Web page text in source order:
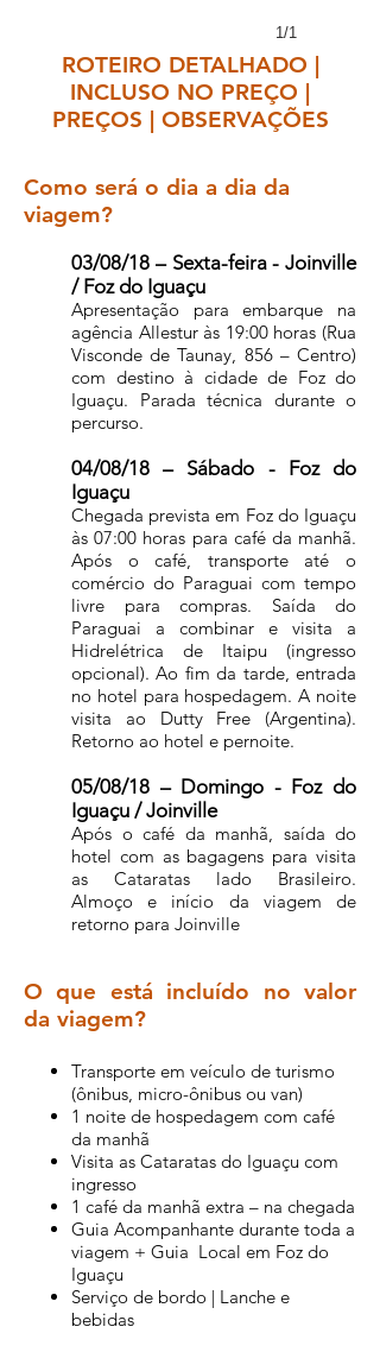
1/1
ROTEIRO DETALHADO |
INCLUSO NO PREÇO |
PREÇOS | OBSERVAÇÕES
Como será o dia a dia da
viagem?
03/08/18 – Sexta-feira - Joinville
/ Foz do Iguaçu
Apresentação para embarque na
agência Allestur às 19:00 horas (Rua
Visconde de Taunay, 856 – Centro)
com destino à cidade de Foz do
Iguaçu. Parada técnica durante o
percurso.
04/08/18 – Sábado - Foz do
Iguaçu
Chegada prevista em Foz do Iguaçu
às 07:00 horas para café da manhã.
Após o café, transporte até o
comércio do Paraguai com tempo
livre para compras. Saída do
Paraguai a combinar e visita a
Hidrelétrica de Itaipu (ingresso
opcional). Ao fim da tarde, entrada
no hotel para hospedagem. A noite
visita ao Dutty Free (Argentina).
Retorno ao hotel e pernoite.
05/08/18 – Domingo - Foz do
Iguaçu / Joinville
Após o café da manhã, saída do
hotel com as bagagens para visita
as Cataratas lado Brasileiro.
Almoço e início da viagem de
retorno para Joinville
O que está incluído no valor
da viagem?
Transporte em veículo de turismo
(ônibus, micro-ônibus ou van)
1 noite de hospedagem com café
da manhã
Visita as Cataratas do Iguaçu com
ingresso
1 café da manhã extra – na chegada
Guia Acompanhante durante toda a
viagem + Guia Local em Foz do
Iguaçu
Serviço de bordo | Lanche e
bebidas